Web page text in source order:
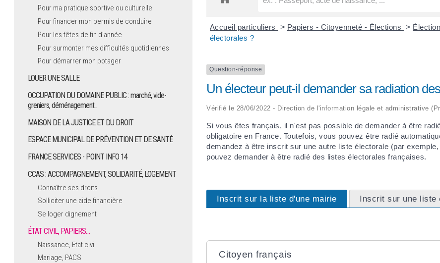
Accueil particuliers > Papiers - Citoyenneté - Élections >
électorales ?
Question-réponse
Un électeur peut-il demander sa radiation
Vérifié le 28/06/2022 - Direction de l'information légale et administrative
Si vous êtes français, il n'est pas possible de demander à être
obligatoire en France. Toutefois, vous pouvez être radié
demandez à être inscrit sur une autre liste électorale (par
pouvez demander à être radié des listes électorales françaises.
Inscrit sur la liste d'une mairie Inscrit sur une liste
Citoyen français
Pour ma pratique sportive ou culturelle
Pour financer mon permis de conduire
Pour les fêtes de fin d'année
Pour surmonter mes difficultés quotidiennes
Pour démarrer mon potager
LOUER UNE SALLE
OCCUPATION DU DOMAINE PUBLIC : marché, vide-
greniers, déménagement...
MAISON DE LA JUSTICE ET DU DROIT
ESPACE MUNICIPAL DE PRÉVENTION ET DE SANTÉ
FRANCE SERVICES - POINT INFO 14
CCAS : ACCOMPAGNEMENT, SOLIDARITÉ, LOGEMENT
Connaître ses droits
Solliciter une aide financière
Se loger dignement
ÉTAT CIVIL, PAPIERS…
Naissance, Etat civil
Mariage, PACS